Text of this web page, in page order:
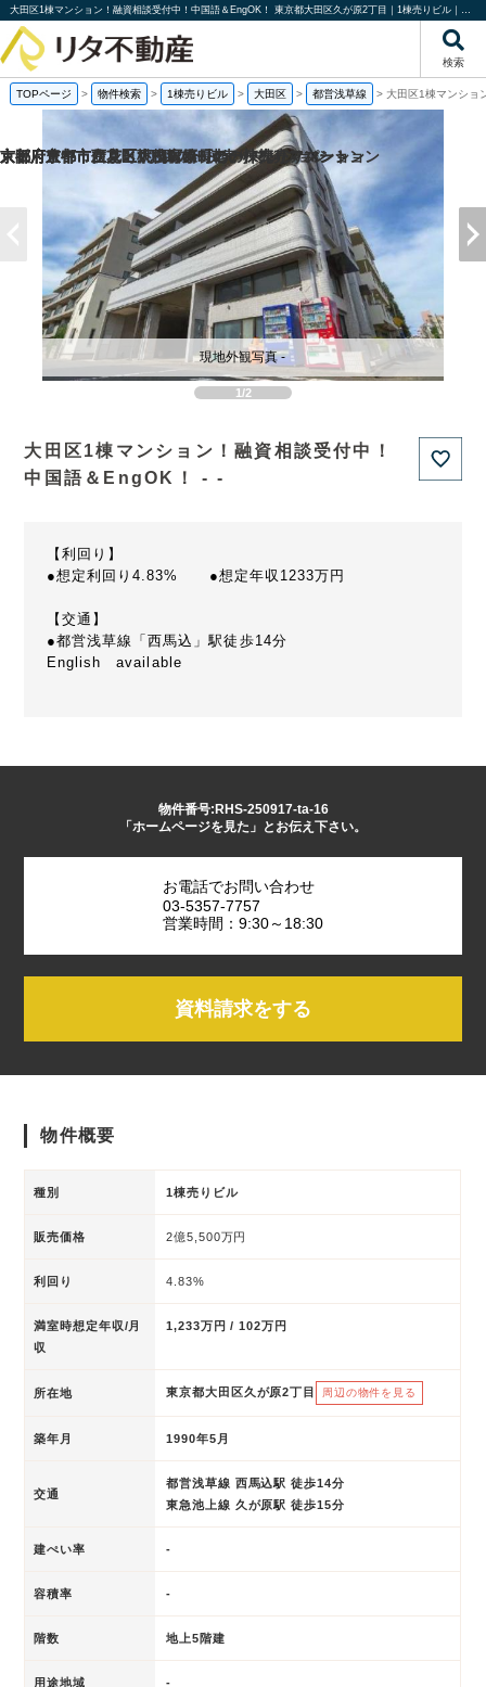
大田区1棟マンション！融資相談受付中！中国語＆EngOK！ 東京都大田区久が原2丁目｜1棟売りビル｜株式会社リタ不動産
検索
TOPページ > 物件検索 > 1棟売りビル > 大田区 > 都営浅草線 > 大田区1棟マンショ
1/2
現地外観写真 -
大田区1棟マンション！融資相談受付中！
中国語＆EngOK！ - -
【利回り】
●想定利回り4.83% ●想定年収1233万円
【交通】
●都営浅草線「西馬込」駅徒歩14分
English available
物件番号:RHS-250917-ta-16
「ホームページを見た」とお伝え下さい。
お電話でお問い合わせ
03-5357-7757
営業時間：9:30～18:30
資料請求をする
物件概要
種別 1棟売りビル
販売価格 2億5,500万円
利回り 4.83%
満室時想定年収/月
収
1,233万円 / 102万円
所在地 東京都大田区久が原2丁目 周辺の物件を見る
築年月 1990年5月
交通
都営浅草線 西馬込駅 徒歩14分
東急池上線 久が原駅 徒歩15分
建ぺい率 -
容積率 -
階数 地上5階建
用途地域 -
京都府京都市伏見区桃山町泰長老の一棟売りマンション
京都府京都市西京区大枝塚原町の一棟売りマンション
京都府京都市左京区下鴨宮崎町の一棟売りアパート
大阪府豊中市立花町1丁目の一棟売りマンション